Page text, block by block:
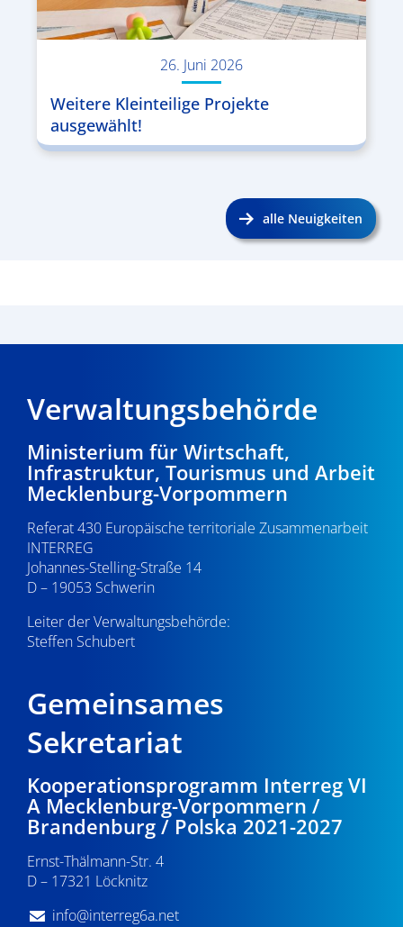
26. Juni 2026
Weitere Kleinteilige Projekte
ausgewählt!
alle Neuigkeiten
Verwaltungsbehörde
Ministerium für Wirtschaft,
Infrastruktur, Tourismus und Arbeit
Mecklenburg-Vorpommern
Referat 430 Europäische territoriale Zusammenarbeit
INTERREG
Johannes-Stelling-Straße 14
D – 19053 Schwerin
Leiter der Verwaltungsbehörde:
Steffen Schubert
Gemeinsames
Sekretariat
Kooperationsprogramm Interreg VI
A Mecklenburg-Vorpommern /
Brandenburg / Polska 2021-2027
Ernst-Thälmann-Str. 4
D – 17321 Löcknitz
info@interreg6a.net